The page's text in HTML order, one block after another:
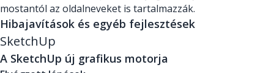
mostantól az oldalneveket is tartalmazzák.
Hibajavítások és egyéb fejlesztések
SketchUp
A SketchUp új grafikus motorja